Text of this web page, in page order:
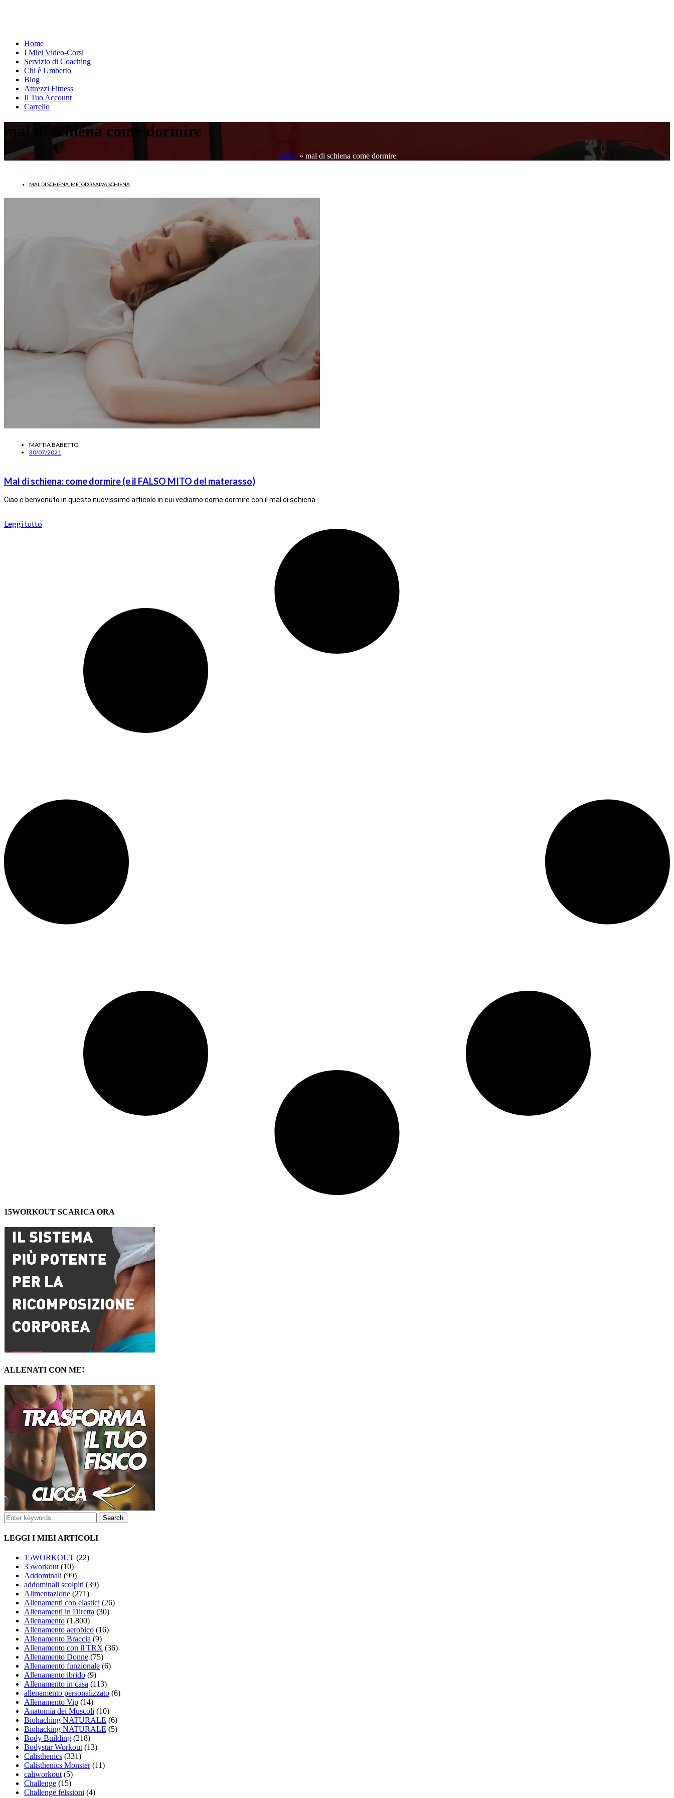
Home
I Miei Video-Corsi
Servizio di Coaching
Chi è Umberto
Blog
Attrezzi Fitness
Il Tuo Account
Carrello
mal di schiena come dormire
Home » mal di schiena come dormire
MAL DI SCHIENA METODO SALVA SCHIENA
MATTIA BABETTO
30/07/2021
Mal di schiena: come dormire (e il FALSO MITO del materasso)
Ciao e benvenuto in questo nuovissimo articolo in cui vediamo come dormire con il mal di schiena.
Leggi tutto
15WORKOUT SCARICA ORA
ALLENATI CON ME!
LEGGI I MIEI ARTICOLI
15WORKOUT (22)
35workout(10)
Addominali (99)
addominali scolpiti (39)
Alimentazione (271)
Allenamenti con elastici (26)
Allenamenti in Diretta (30)
Allenamento (1.800)
Allenamento aerobico (16)
Allenamento Braccia (9)
Allenamento con il TRX (36)
Allenamento Donne (75)
Allenamento funzionale (6)
Allenamento ibrido (9)
Allenamento in casa (113)
allenamento personalizzato (6)
Allenamento Vip (14)
Anatomia dei Muscoli (10)
Biohaching NATURALE (6)
Biohacking NATURALE (5)
Body Building (218)
Bodystar Workout(13)
Calisthenics (331)
Calisthenics Monster(11)
caliworkout(5)
Challenge (15)
Challenge felssioni (4)